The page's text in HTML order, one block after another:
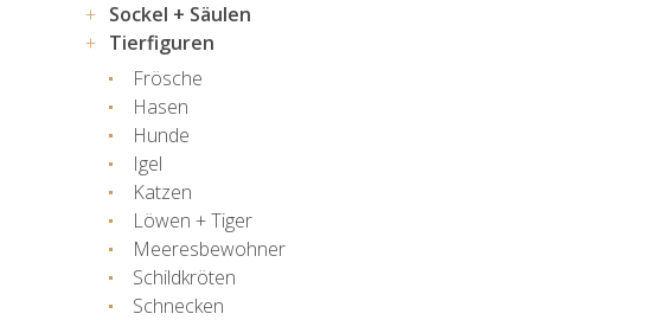
Sockel + Säulen
Tierfiguren
Frösche
Hasen
Hunde
Igel
Katzen
Löwen + Tiger
Meeresbewohner
Schildkröten
Schnecken